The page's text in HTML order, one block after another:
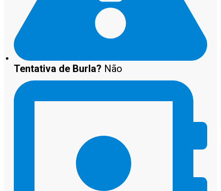
Tentativa de Burla? Não